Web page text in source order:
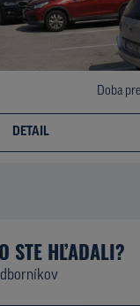
Doba
DETAIL
STE HĽADALI?